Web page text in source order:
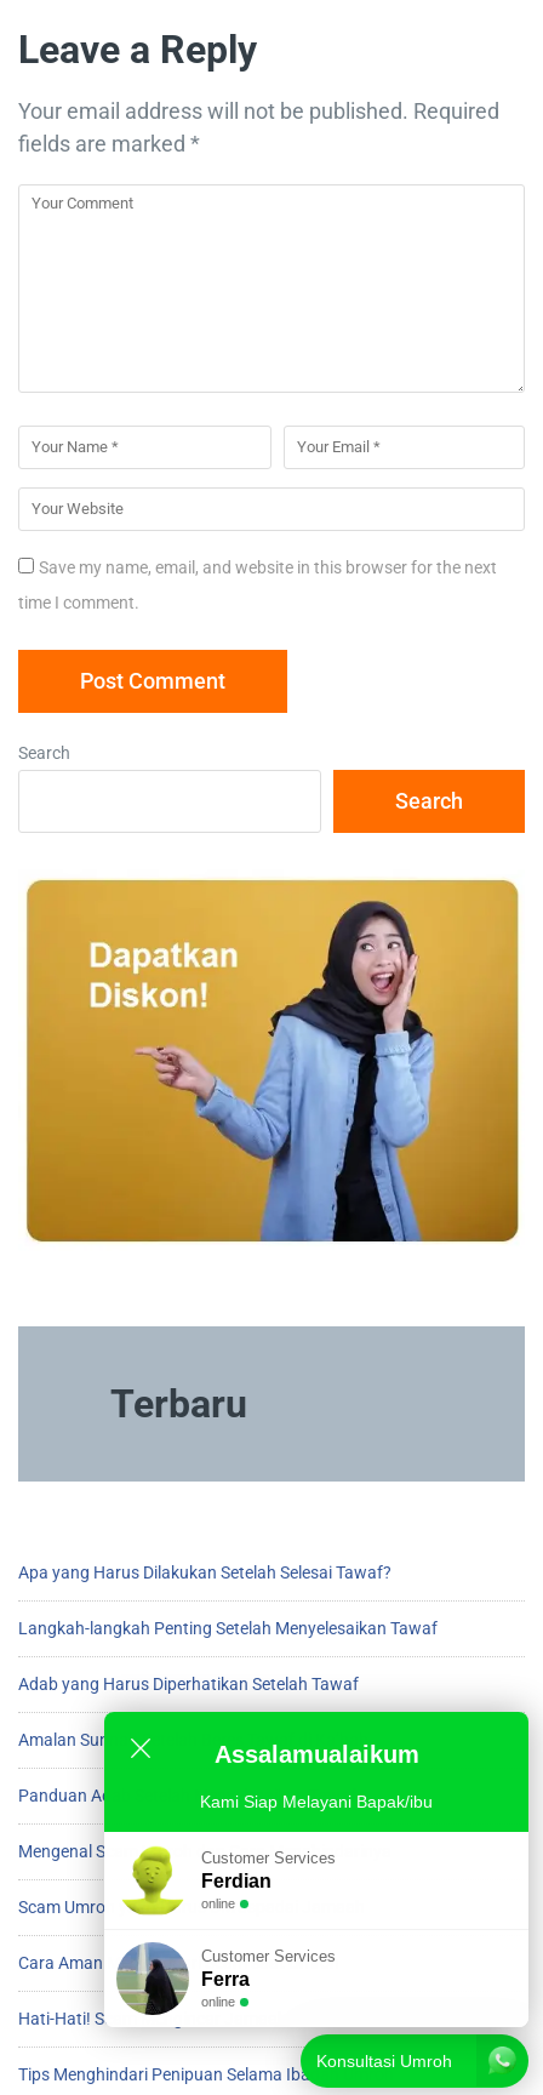
Leave a Reply
Your email address will not be published. Required
fields are marked *
Save my name, email, and website in this browser for the next
time I comment.
Search
Search
Terbaru
Apa yang Harus Dilakukan Setelah Selesai Tawaf?
Langkah-langkah Penting Setelah Menyelesaikan Tawaf
Adab yang Harus Diperhatikan Setelah Tawaf
Amalan Sunnah Setelah Beres Tawaf di Ka’bah
Panduan Adab Setelah Menyelesaikan Tawaf
Mengenal Scam Umroh dan Cara Menghindarinya
Scam Umroh yang Harus Diwaspadai Jamaah
Cara Aman Menghindari Scam saat Umroh
Hati-Hati! Scam Mengincar Jamaah Umroh
Tips Menghindari Penipuan Selama Ibadah Umroh
Konsultasi Umroh
Assalamualaikum
Kami Siap Melayani Bapak/ibu
Customer Services
Ferdian
online
Customer Services
Ferra
online